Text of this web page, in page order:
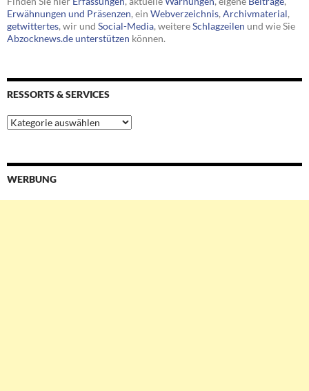
Erwähnungen und Präsenzen, ein Webverzeichnis, Archivmaterial,
getwittertes, wir und Social-Media, weitereSchlagzeilen und wie Sie
Abzocknews.de unterstützen können.
RESSORTS & SERVICES
Ressorts
&
WERBUNG